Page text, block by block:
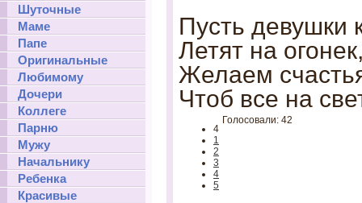
Шуточные
Маме
Папе
Оригинальные
Любимому
Дочери
Коллеге
Парню
Мужу
Начальнику
Ребенка
Красивые
Пусть девушки
Летят на
Желаем
Чтоб все на
4
1
2
3
4
5
Голосовали: 42